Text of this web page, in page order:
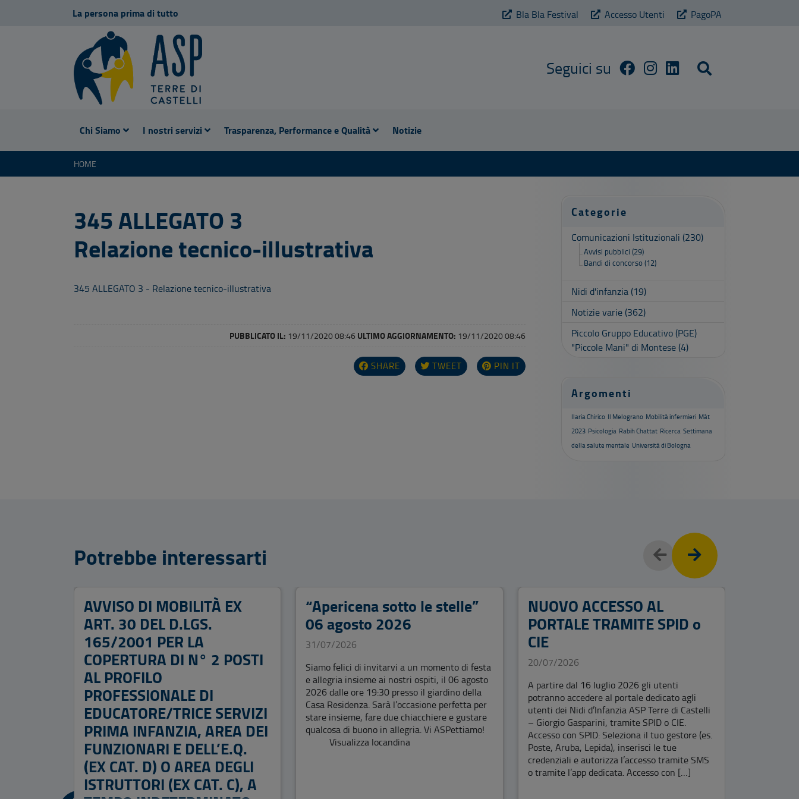
La persona prima di tutto Bla Bla Festival Accesso Utenti PagoPA
Chi Siamo I nostri servizi Trasparenza, Performance e Qualità Notizie
HOME
345 ALLEGATO 3
Relazione tecnico-illustrativa
345 ALLEGATO 3 - Relazione tecnico-illustrativa
PUBBLICATO IL: 19/11/2020 08:46 ULTIMO AGGIORNAMENTO: 19/11/2020 08:46
SHARE TWEET PIN IT
Categorie
Comunicazioni Istituzionali (230)
Avvisi pubblici (29)
Bandi di concorso(12)
Nidi d'infanzia (19)
Notizie varie (362)
Piccolo Gruppo Educativo (PGE)
"Piccole Mani" di Montese (4)
Argomenti
Ilaria Chirico Il Melograno Mobilità infermieri Màt
2023 Psicologia Rabih Chattat Ricerca Settimana
della salute mentale Università di Bologna
Potrebbe interessarti
AVVISO DI MOBILITÀ EX
ART. 30 DEL D.LGS.
165/2001 PER LA
COPERTURA DI N° 2 POSTI
AL PROFILO
PROFESSIONALE DI
EDUCATORE/TRICE SERVIZI
PRIMA INFANZIA, AREA DEI
FUNZIONARI E DELL’E.Q.
(EX CAT. D) O AREA DEGLI
ISTRUTTORI (EX CAT. C), A
“Apericena sotto le stelle”
06 agosto 2026
31/07/2026
Siamo felici di invitarvi a un momento di festa
e allegria insieme ai nostri ospiti, il 06 agosto
2026 dalle ore 19:30 presso il giardino della
Casa Residenza. Sarà l’occasione perfetta per
stare insieme, fare due chiacchiere e gustare
qualcosa di buono in allegria. Vi ASPettiamo!
Visualizza locandina
NUOVO ACCESSO AL
PORTALE TRAMITE SPID o
CIE
20/07/2026
A partire dal 16 luglio 2026 gli utenti
potranno accedere al portale dedicato agli
utenti dei Nidi d’Infanzia ASP Terre di Castelli
– Giorgio Gasparini, tramite SPID o CIE.
Accesso con SPID: Seleziona il tuo gestore (es.
Poste, Aruba, Lepida), inserisci le tue
credenziali e autorizza l’accesso tramite SMS
o tramite l’app dedicata. Accesso con […]